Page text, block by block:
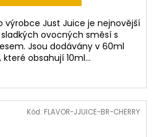
výrobce Just Juice je nejnovější
ovocných směsí s
Jsou dodávány v 60ml
obsahují 10ml...
Kód: FLAVOR-JJUICE-BR-CHERRY